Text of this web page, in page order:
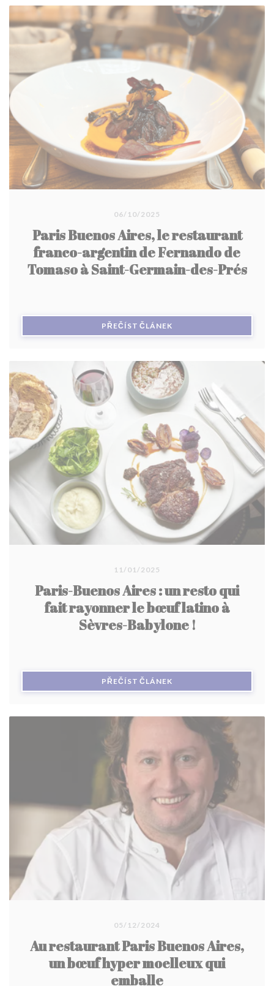
06/10/2025
Paris Buenos Aires, le restaurant
franco-argentin de Fernando de
Tomaso à Saint-Germain-des-Prés
PŘEČÍST ČLÁNEK((OTEVŘE SE V NOVÉM
11/01/2025
Paris-Buenos Aires : un resto qui
fait rayonner le bœuf latino à
Sèvres-Babylone !
PŘEČÍST ČLÁNEK((OTEVŘE SE V NOVÉM
05/12/2024
Au restaurant Paris Buenos Aires,
un bœuf hyper moelleux qui
emballe